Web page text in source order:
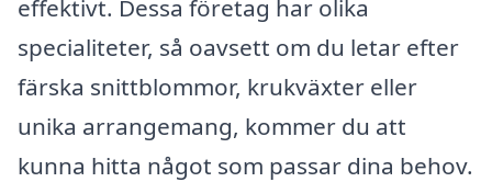
effektivt. Dessa företag har olika
specialiteter, så oavsett om du letar efter
färska snittblommor, krukväxter eller
unika arrangemang, kommer du att
kunna hitta något som passar dina behov.